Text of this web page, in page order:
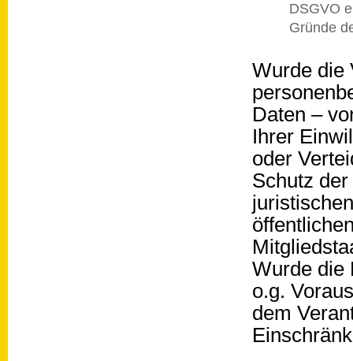
DSGVO
Gründe
Wurde die
Daten –
Ihrer
oder
Schutz
Wurde die
o.g.
dem